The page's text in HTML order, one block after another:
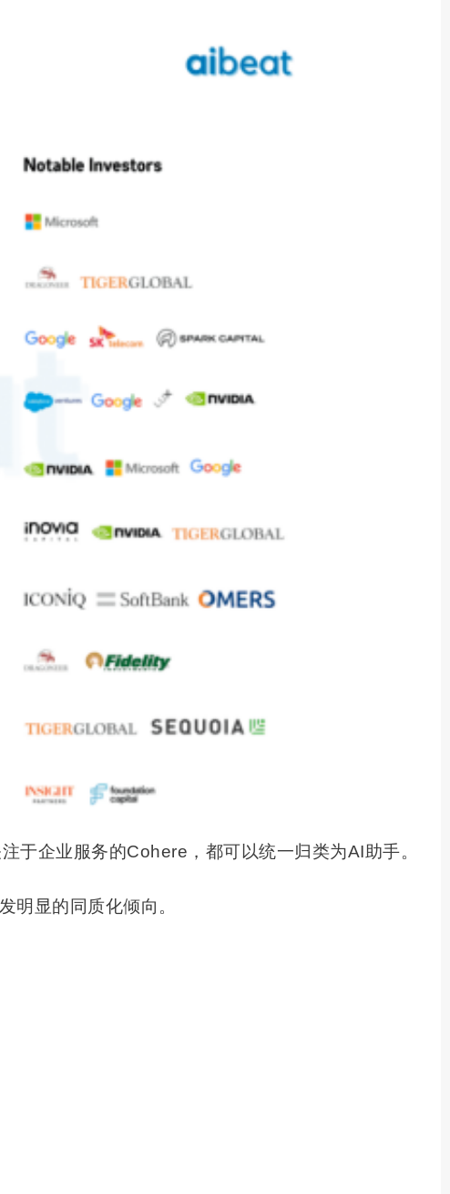
企业服务的Cohere，都可以统一归类为AI助手。
明显的同质化倾向。